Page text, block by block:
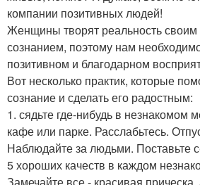
компании позитивных людей!
Женщины творят реальность
сознанием, поэтому нам
позитивном и благодарном
Вот несколько практик, которые
сознание и сделать его радостным:
1. сядьте где-нибудь в незнакомом
кафе или парке. Расслабьтесь.
Наблюдайте за людьми. Поставьте
5 хороших качеств в каждом